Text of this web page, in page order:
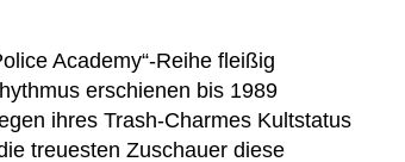
Academy“-Reihe fleißig
erschienen bis 1989
ihres Trash-Charmes Kultstatus
treuesten Zuschauer diese